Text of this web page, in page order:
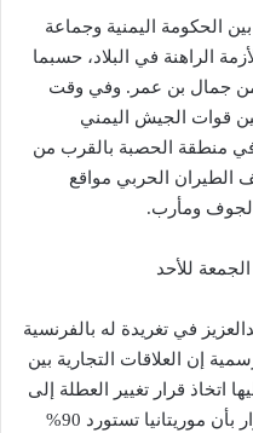
الحكومة اليمنية وجماعة
الراهنة في البلاد، حسبما
جمال بن عمر. وفي وقت
قوات الجيش اليمني
منطقة الحصبة بالقرب من
الطيران الحربي مواقع
الجوف ومأرب.
للأحد
في تغريدة له بالفرنسية
إن العلاقات التجارية بين
اتخاذ قرار تغيير العطلة إلى
الأحد بدل الجمعة، وعلل الرئيس القرار بأن موريتانيا تستورد 90%